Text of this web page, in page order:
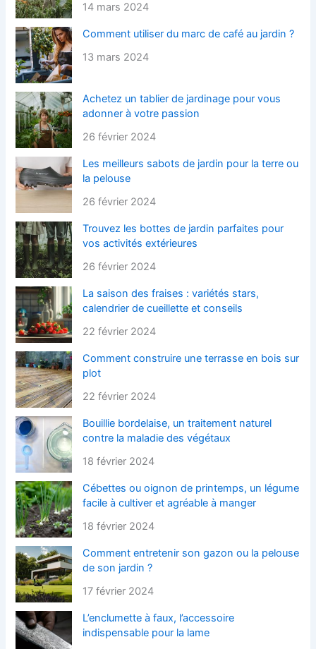
14 mars 2024
Comment utiliser du marc de café au jardin ?
13 mars 2024
Achetez un tablier de jardinage pour vous
adonner à votre passion
26 février 2024
Les meilleurs sabots de jardin pour la terre ou
la pelouse
26 février 2024
Trouvez les bottes de jardin parfaites pour
vos activités extérieures
26 février 2024
La saison des fraises : variétés stars,
calendrier de cueillette et conseils
22 février 2024
Comment construire une terrasse en bois sur
plot
22 février 2024
Bouillie bordelaise, un traitement naturel
contre la maladie des végétaux
18 février 2024
Cébettes ou oignon de printemps, un légume
facile à cultiver et agréable à manger
18 février 2024
Comment entretenir son gazon ou la pelouse
de son jardin ?
17 février 2024
L’enclumette à faux, l’accessoire
indispensable pour la lame